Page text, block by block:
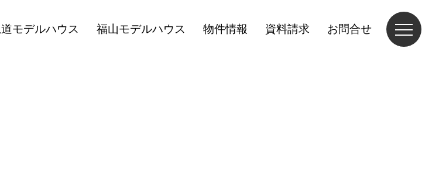
モデルハウス 福山モデルハウス 物件情報 資料請求 お問合せ